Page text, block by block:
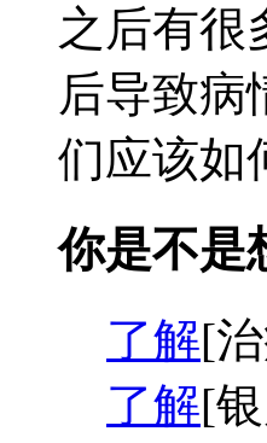
之后有很
后导致病
们应该如
你是不是
了解[
了解[